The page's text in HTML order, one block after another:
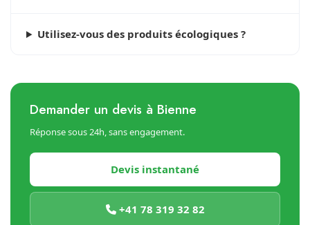
Utilisez-vous des produits écologiques ?
Demander un devis à Bienne
Réponse sous 24h, sans engagement.
Devis instantané
+41 78 319 32 82